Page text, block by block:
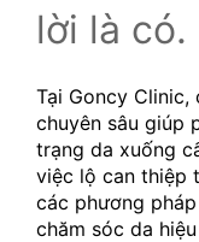
lời là có.
Tại Goncy Clinic,
chuyên sâu giúp
trạng da xuống
việc lộ can thiệp
các phương
chăm sóc da